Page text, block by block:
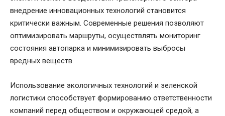
внедрение инновационных технологий становится
критически важным. Современные решения позволяют
оптимизировать маршруты, осуществлять мониторинг
состояния автопарка и минимизировать выбросы
вредных веществ.
Использование экологичных технологий и зеленской
логистики способствует формированию ответственности
компаний перед обществом и окружающей средой, а